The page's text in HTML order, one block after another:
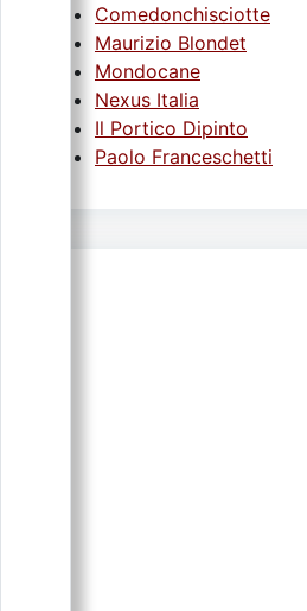
Comedonchisciotte
Maurizio Blondet
Mondocane
Nexus Italia
Il Portico Dipinto
Paolo Franceschetti